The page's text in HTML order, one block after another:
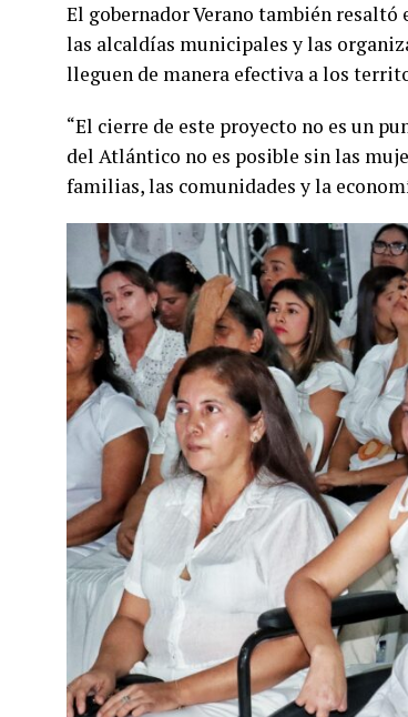
El gobernador Verano también
las alcaldías municipales y las
lleguen de manera efectiva a los
“El cierre de este proyecto no es un
del Atlántico no es posible sin las
familias, las comunidades y la